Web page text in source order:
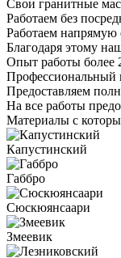
Свои гранитные
Работаем без
Работаем напрямую
Благодаря этому
Опыт работы более
Профессиональный
Предоставляем
На все работы
Материалы с
Капустинский
Габбро
Сюскюянсаари
Змеевик